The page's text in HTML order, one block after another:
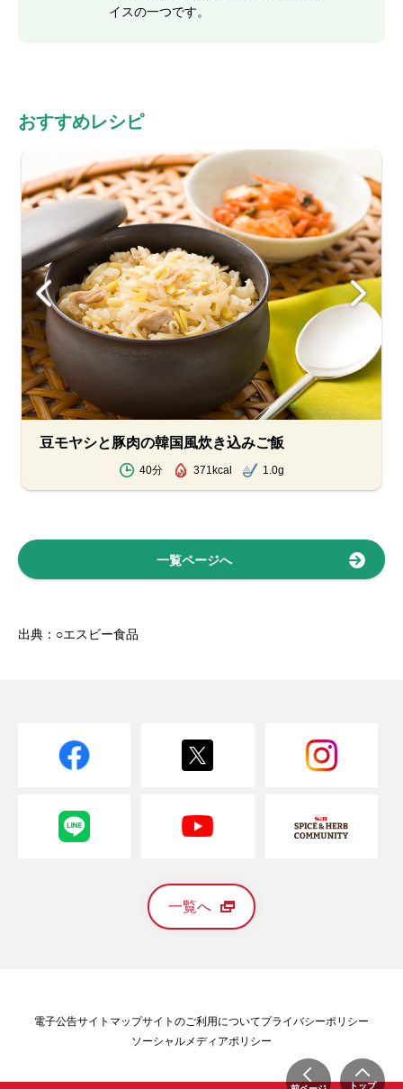
イスの一つです。
おすすめレシピ
豆モヤシと豚肉の韓国風炊き込みご飯
40分 371kcal 1.0g
一覧ページへ
出典：○エスビー食品
トップ
一覧へ
電子公告サイトマップサイトのご利用についてプライバシーポリシー
ソーシャルメディアポリシー